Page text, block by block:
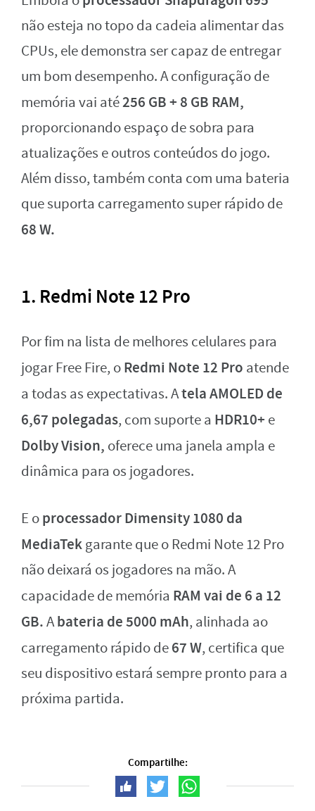
não esteja no topo da cadeia alimentar das
CPUs, ele demonstra ser capaz de entregar
um bom desempenho. A configuração de
memória vai até256 GB + 8 GB RAM,
proporcionando espaço de sobra para
atualizações e outros conteúdos do jogo.
Além disso, também conta com uma bateria
que suporta carregamento super rápido de
68 W.
1. Redmi Note 12 Pro
Por fim na lista de melhores celulares para
jogar Free Fire, oRedmi Note 12 Pro atende
a todas as expectativas. Atela AMOLED de
6,67 polegadas, com suporte a HDR10+ e
Dolby Vision, oferece uma janela ampla e
dinâmica para os jogadores.
E oprocessador Dimensity 1080 da
MediaTekgarante que o Redmi Note 12 Pro
não deixará os jogadores na mão. A
capacidade de memória RAM vai de 6 a 12
GB.Abateria de 5000 mAh, alinhada ao
carregamento rápido de67 W, certifica que
seu dispositivo estará sempre pronto para a
próxima partida.
Compartilhe: